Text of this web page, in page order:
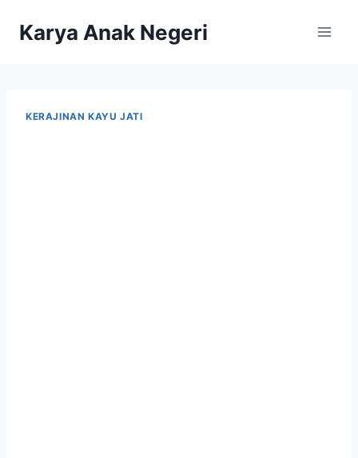
Karya Anak Negeri
KERAJINAN KAYU JATI